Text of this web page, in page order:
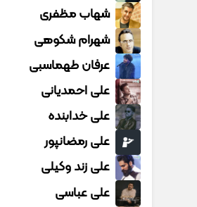
شهاب مظفری
شهرام شکوهی
عرفان طهماسبی
علی احمدیانی
علی خدابنده
علی رمضانپور
علی زند وکیلی
علی عباسی